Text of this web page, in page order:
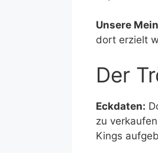
Unsere
dort erzielt
Der
Eckdaten:
zu
Kings